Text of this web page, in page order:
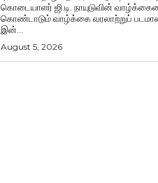
கொடையாளர் ஜி.டி. நாயுடுவின்
கொண்டாடும் வாழ்க்கை வரலாற்றுப்
இன்...
August 5, 2026